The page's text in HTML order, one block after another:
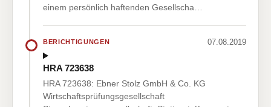
einem persönlich haftenden Gesellscha…
BERICHTIGUNGEN 07.08.2019
HRA 723638
HRA 723638: Ebner Stolz GmbH & Co. KG
Wirtschaftsprüfungsgesellschaft